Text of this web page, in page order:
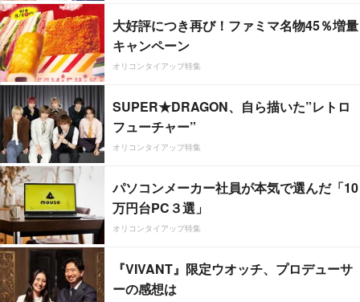
大好評につき再び！ファミマ名物45％増量
キャンペーン
オリコンタイアップ特集
SUPER★DRAGON、自ら描いた”レトロ
フューチャー”
オリコンタイアップ特集
パソコンメーカー社員が本気で選んだ「10
万円台PC３選」
オリコンタイアップ特集
『VIVANT』限定ウオッチ、プロデューサ
ーの感想は